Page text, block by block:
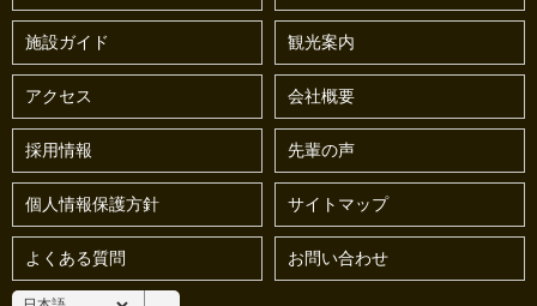
施設ガイド 観光案内
アクセス 会社概要
採用情報 先輩の声
個人情報保護方針 サイトマップ
よくある質問 お問い合わせ